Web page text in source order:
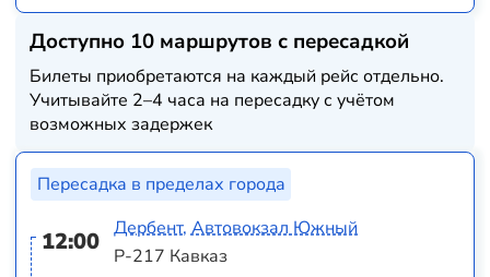
Доступно 10 маршрутов с пересадкой
Билеты приобретаются на каждый рейс отдельно.
Учитывайте 2–4 часа на пересадку с учётом
возможных задержек
Пересадка в пределах города
12:00
Дербент, Автовокзал Южный
Р-217 Кавказ